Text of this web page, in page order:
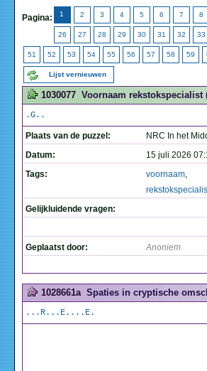
Pagina: 1 2 3 4 5 6 7 8
26 27 28 29 30 31 32 33
51 52 53 54 55 56 57 58 59
Lijst vernieuwen
1030077 Voornaam rekstokspecialist
.G..
Plaats van de puzzel:
NRC In het
Datum:
15 juli 2026
Tags:
voornaam,
Gelijkluidende vragen:
Geplaatst door: Anoniem
1028661a Spaties in cryptische
...R...E....E.